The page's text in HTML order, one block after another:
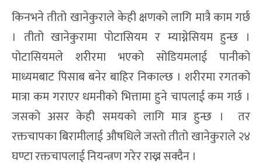
किनभने तीतो खानेकुराले केही क्षणको लागि मात्रै काम गर्छ
। तीतो खानेकुरामा पोटासियम र म्याग्नेसियम हुन्छ ।
पोटासियमले शरीरमा भएको सोडियमलाई पानीको
माध्यमबाट पिसाब बनेर बाहिर निकाल्छ । शरीरमा रगतको
मात्रा कम गराएर धमनीको भित्तामा हुने चापलाई कम गर्छ ।
जसको असर केही समयको लागि मात्र हुन्छ । तर
रक्तचापका बिरामीलाई औषधिले जस्तो तीतो खानेकुराले २४
घण्टा रक्तचापलाई नियन्त्रण गरेर राख्न सक्दैन ।